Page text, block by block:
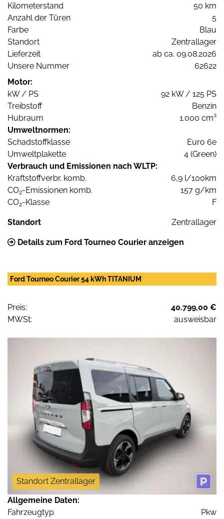
Kilometerstand
50 km
Anzahl der Türen
5
Farbe
Blau
Standort
Zentrallager
Lieferzeit
ab ca. 09.08.2026
Unsere Nummer
62622
Motor:
kW / PS
92 kW / 125 PS
Treibstoff
Benzin
Hubraum
1.000 cm³
Umweltnormen:
Schadstoffklasse
Euro 6e
Umweltplakette
4 (Green)
Verbrauch und Emissionen nach WLTP:
Kraftstoffverbr. komb.
6,9 l/100km
CO2-Emissionen komb.
157 g/km
CO2-Klasse F
Standort Zentrallager
Details zum Ford Tourneo Courier anzeigen
Ford Tourneo Courier 54 kWh TITANIUM
Preis:
40.799,00 €
MWSt:
ausweisbar
Standort Zentrallager
Allgemeine Daten:
Fahrzeugtyp
Pkw